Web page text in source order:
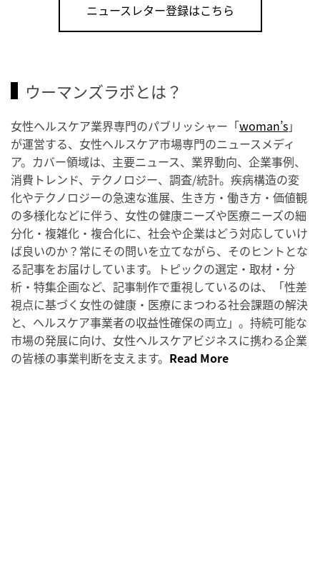
ニュースレター登録はこちら
ウーマンズラボとは？
女性ヘルスケア業界専門のパブリッシャー「woman’s」
が運営する、女性ヘルスケア市場専門のニュースメディ
ア。カバー領域は、主要ニュース、業界動向、企業事例、
消費トレンド、テクノロジー、調査/統計。疾病構造の変
化やテクノロジーの急速な進展、生き方・働き方・価値観
の多様化などに伴う、女性の健康ニーズや医療ニーズの細
分化・複雑化・複合化に、社会や企業はどう対応していけ
ば良いのか？常にその問いを立てながら、そのヒントとな
る記事をお届けしています。トピックの選定・取材・分
析・特集企画など、記事制作で重視しているのは、「性差
視点に基づく女性の健康・医療にまつわる社会課題の解決
と、ヘルスケア事業者の収益性確保の両立」。持続可能な
市場の発展に向け、女性ヘルスケアビジネスに携わる企業
の皆様の事業判断を支えます。 Read More